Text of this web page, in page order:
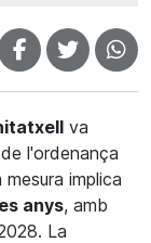
va
l'ordenança
mesura implica
anys, amb
La